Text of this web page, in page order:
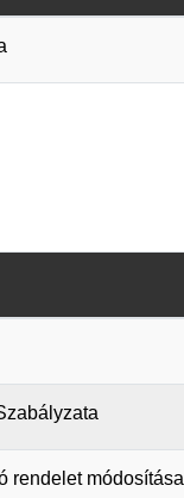
rendelet módosítása